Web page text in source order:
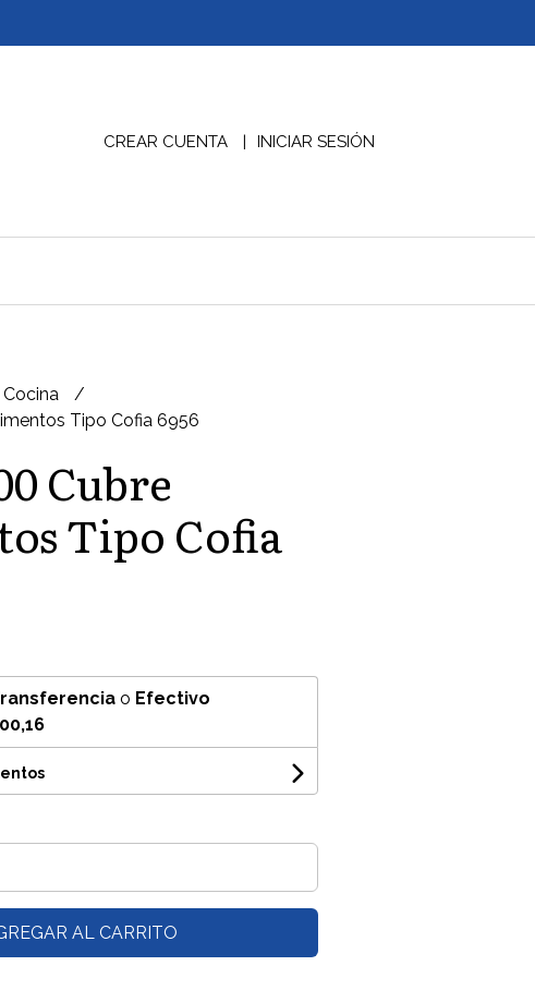
CREAR CUENTA INICIAR SESIÓN
Cocina
Tipo Cofia 6956
Cubre
Tipo Cofia
o Efectivo
AL CARRITO